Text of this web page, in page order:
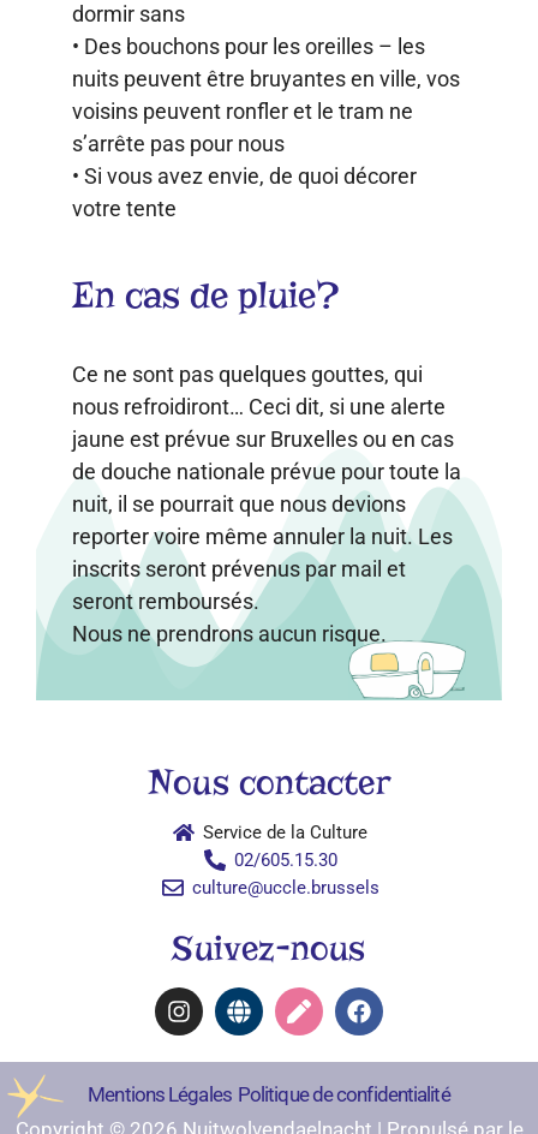
dormir sans
• Des bouchons pour les oreilles – les
nuits peuvent être bruyantes en ville, vos
voisins peuvent ronfler et le tram ne
s’arrête pas pour nous
• Si vous avez envie, de quoi décorer
votre tente
En cas de pluie?
Ce ne sont pas quelques gouttes, qui
nous refroidiront… Ceci dit, si une alerte
jaune est prévue sur Bruxelles ou en cas
de douche nationale prévue pour toute la
nuit, il se pourrait que nous devions
reporter voire même annuler la nuit. Les
inscrits seront prévenus par mail et
seront remboursés.
Nous ne prendrons aucun risque.
Nous contacter
Service de la Culture
02/605.15.30
culture@uccle.brussels
Suivez-nous
Copyright © 2026 Nuitwolvendaelnacht | Propulsé par le
Mentions Légales​ Politique de confidentialité